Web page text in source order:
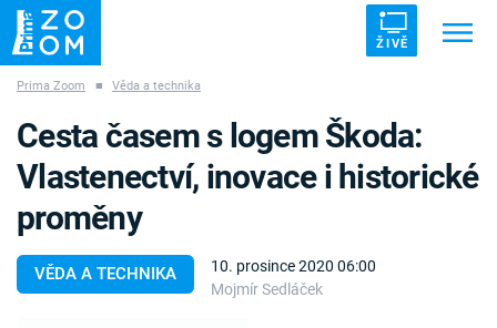
ŽIVĚ
ZÁHADY VETŘELCI DÁVNOVĚKU
Témata
Prima Zoom ■ Věda a technika
VĚDA A TECHNIKA
10. prosince 2020 06:00
Mojmír Sedláček
Cesta časem s logem Škoda:
Vlastenectví, inovace i historické
proměny